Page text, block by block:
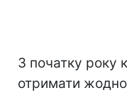
З початку року
отримати